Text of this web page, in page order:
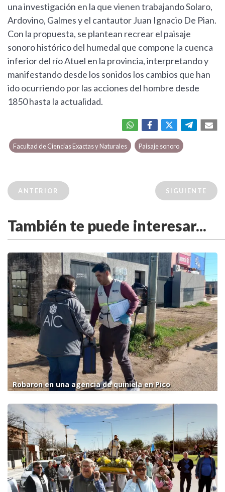
una investigación en la que vienen trabajando Solaro,
Ardovino, Galmes y el cantautor Juan Ignacio De Pian.
Con la propuesta, se plantean recrear el paisaje
sonoro histórico del humedal que compone la cuenca
inferior del río Atuel en la provincia, interpretando y
manifestando desde los sonidos los cambios que han
ido ocurriendo por las acciones del hombre desde
1850 hasta la actualidad.
Facultad de Ciencias Exactas y Naturales Paisaje sonoro
ANTERIOR SIGUIENTE
También te puede interesar...
Robaron en una agencia de quiniela en Pico